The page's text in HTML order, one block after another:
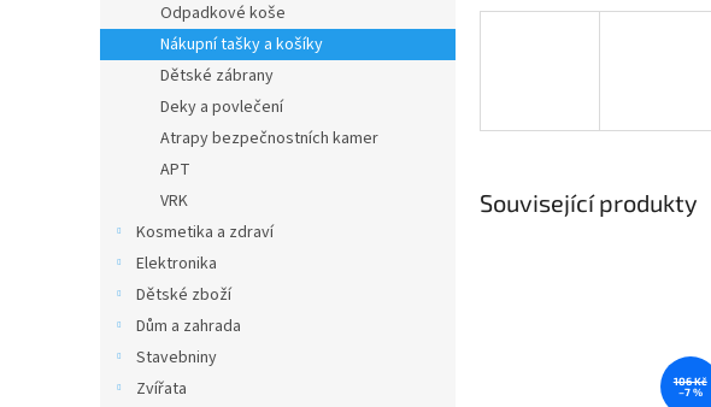
Odpadkové koše
Nákupní tašky a košíky
Dětské zábrany
Deky a povlečení
Atrapy bezpečnostních kamer
APT
VRK
Kosmetika a zdraví
Elektronika
Dětské zboží
Dům a zahrada
Stavebniny
Zvířata
Související produkty
106 Kč
–7 %